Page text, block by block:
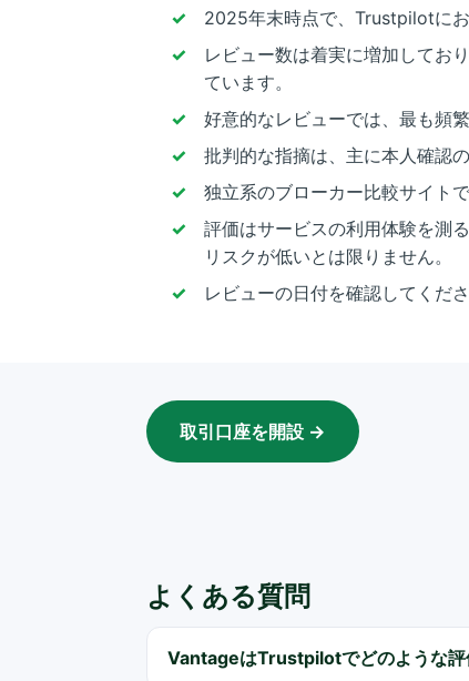
2025年末時点で、Trustpilotに
レビュー数は着実に増加してお
ています。
好意的なレビューでは、最も頻
批判的な指摘は、主に本人確認
独立系のブローカー比較サイト
評価はサービスの利用体験を測
リスクが低いとは限りません。
レビューの日付を確認してくだ
取引口座を開設 →
よくある質問
VantageはTrustpilotでどのような評